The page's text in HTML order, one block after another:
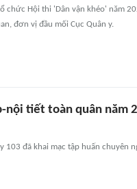
chức Hội thi 'Dân vận khéo' năm
đơn vị đầu mối Cục Quân y.
nội tiết toàn quân năm
103 đã khai mạc tập huấn chuyên